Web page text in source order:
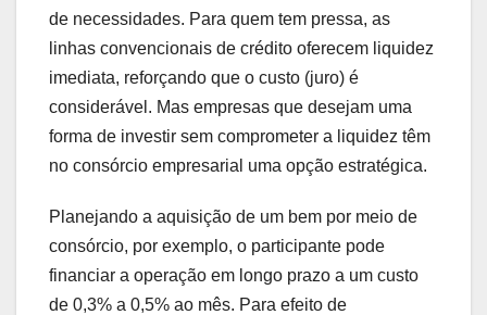
de necessidades. Para quem tem pressa, as
linhas convencionais de crédito oferecem liquidez
imediata, reforçando que o custo (juro) é
considerável. Mas empresas que desejam uma
forma de investir sem comprometer a liquidez têm
no consórcio empresarial uma opção estratégica.
Planejando a aquisição de um bem por meio de
consórcio, por exemplo, o participante pode
financiar a operação em longo prazo a um custo
de 0,3% a 0,5% ao mês. Para efeito de